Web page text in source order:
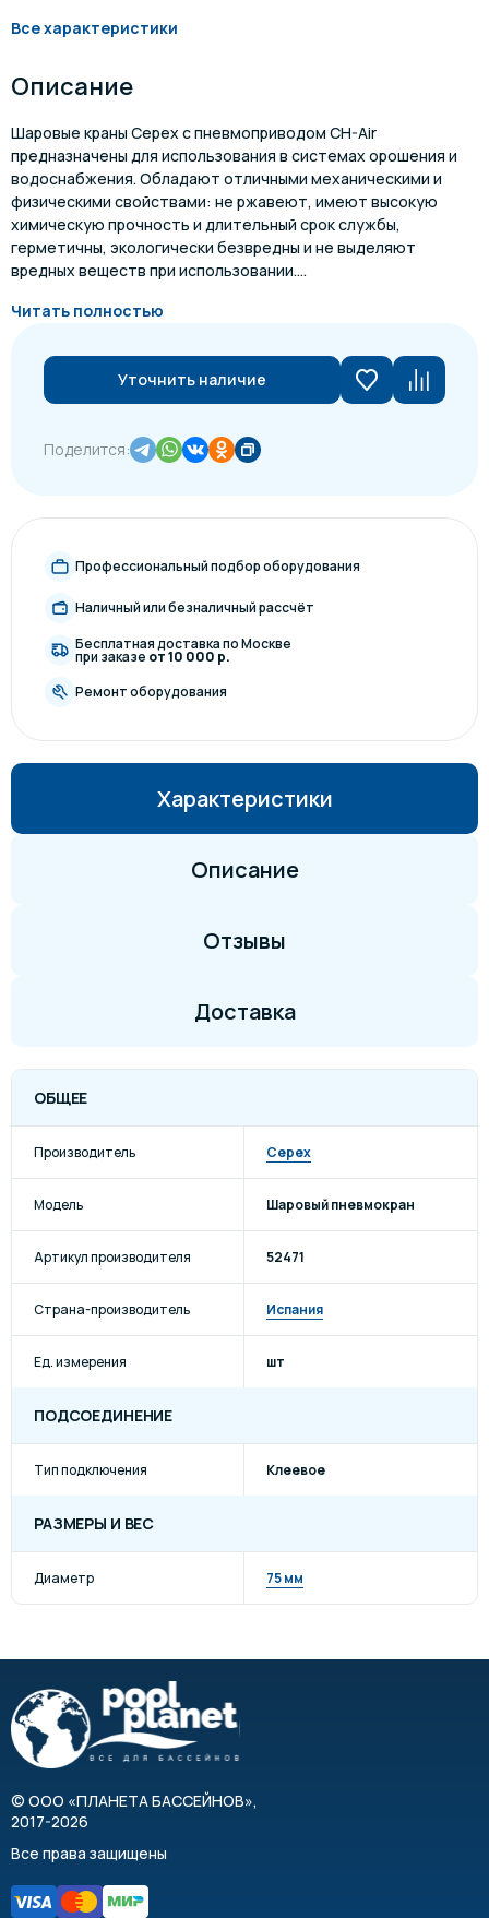
Все характеристики
Описание
Шаровые краны Cepex с пневмоприводом CH-Air
предназначены для использования в системах орошения и
водоснабжения. Обладают отличными механическими и
физическими свойствами: не ржавеют, имеют высокую
химическую прочность и длительный срок службы,
герметичны, экологически безвредны и не выделяют
вредных веществ при использовании....
Читать полностью
Уточнить наличие
Поделится:
Профессиональный подбор оборудования
Наличный или безналичный рассчёт
Бесплатная доставка по Москве
при заказе от 10 000 р.
Ремонт оборудования
Характеристики
Описание
Отзывы
Доставка
ОБЩЕЕ
Производитель Cepex
Модель Шаровый пневмокран
Артикул производителя 52471
Страна-производитель Испания
Ед. измерения шт
ПОДСОЕДИНЕНИЕ
Тип подключения Клеевое
РАЗМЕРЫ И ВЕС
Диаметр 75 мм
© ООО «ПЛАНЕТА БАССЕЙНОВ»,
2017-2026
Все права защищены